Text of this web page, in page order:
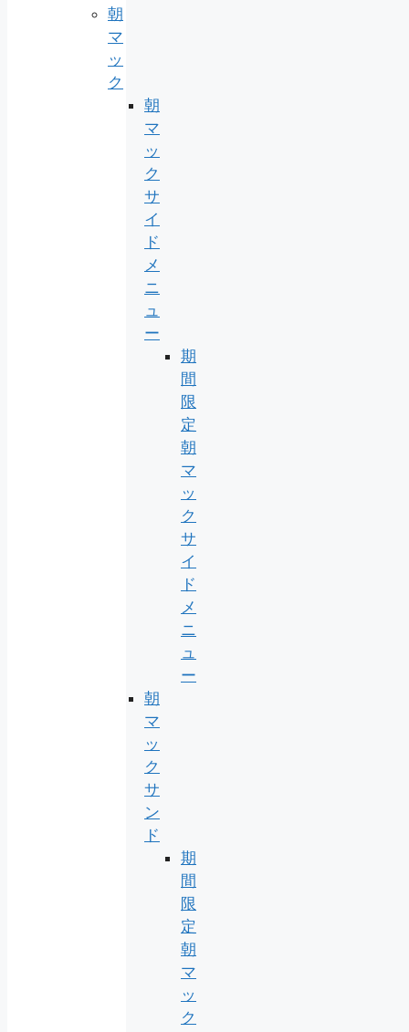
朝
マ
ッ
ク
朝
マ
ッ
ク
サ
イ
ド
メ
ニ
ュ
ー
期
間
限
定
朝
マ
ッ
ク
サ
イ
ド
メ
ニ
ュ
ー
朝
マ
ッ
ク
サ
ン
ド
期
間
限
定
朝
マ
ッ
ク